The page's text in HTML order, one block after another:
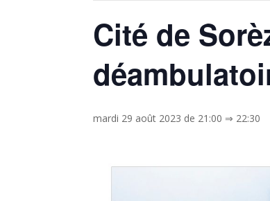
Cité de
mardi 29 août 2023 de 21:00 ⇒ 22:30